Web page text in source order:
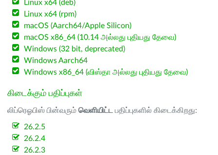
Linux x64 (deb)
Linux x64 (rpm)
macOS (Aarch64/Apple Silicon)
macOS x86_64 (10.14 அல்லது புதியது தேவை)
Windows (32 bit, deprecated)
Windows Aarch64
Windows x86_64 (விஸ்தா அல்லது புதியது தேவை)
கிடைக்கும் பதிப்புகள்
லிப்ரெஓபிஸ் பின்வரும் வெளியிட்ட பதிப்புகளில் கிடைக்கிறது:
26.2.5
26.2.4
26.2.3